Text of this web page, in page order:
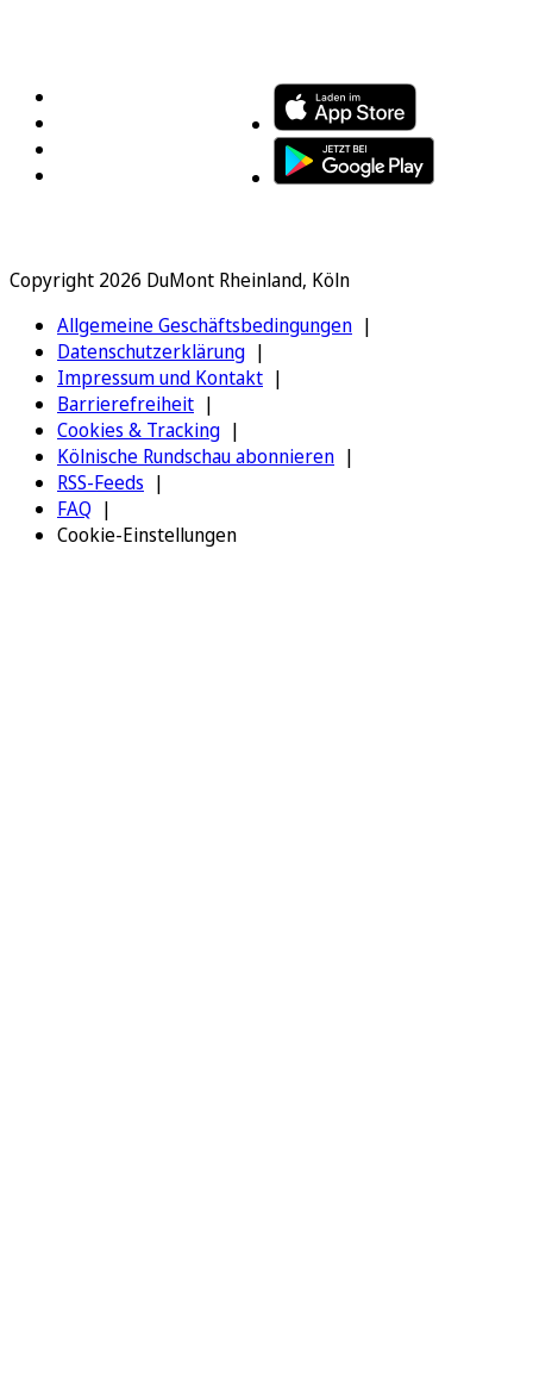
Copyright 2026 DuMont Rheinland, Köln
Allgemeine Geschäftsbedingungen
Datenschutzerklärung
Impressum und Kontakt
Barrierefreiheit
Cookies & Tracking
Kölnische Rundschau abonnieren
RSS-Feeds
FAQ
Cookie-Einstellungen